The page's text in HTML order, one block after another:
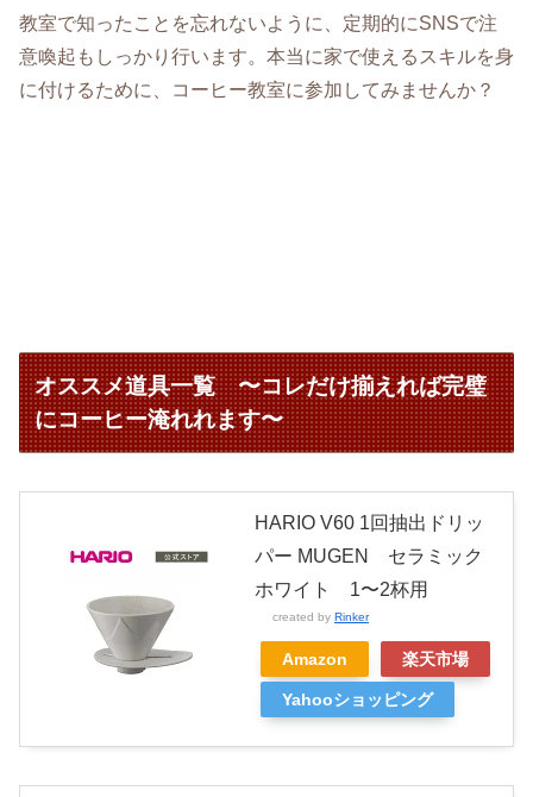
教室で知ったことを忘れないように、定期的にSNSで注
意喚起もしっかり行います。本当に家で使えるスキルを身
に付けるために、コーヒー教室に参加してみませんか？
オススメ道具一覧 〜コレだけ揃えれば完璧
にコーヒー淹れれます〜
HARIO V60 1回抽出ドリッ
パー MUGEN セラミック
ホワイト 1〜2杯用
created by Rinker
Amazon 楽天市場
Yahooショッピング